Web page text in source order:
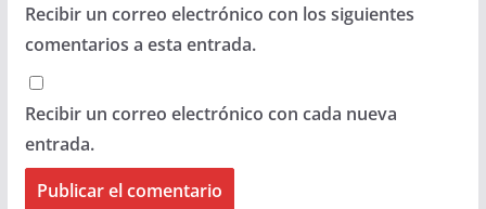
Recibir un correo electrónico con los siguientes
comentarios a esta entrada.
Recibir un correo electrónico con cada nueva
entrada.